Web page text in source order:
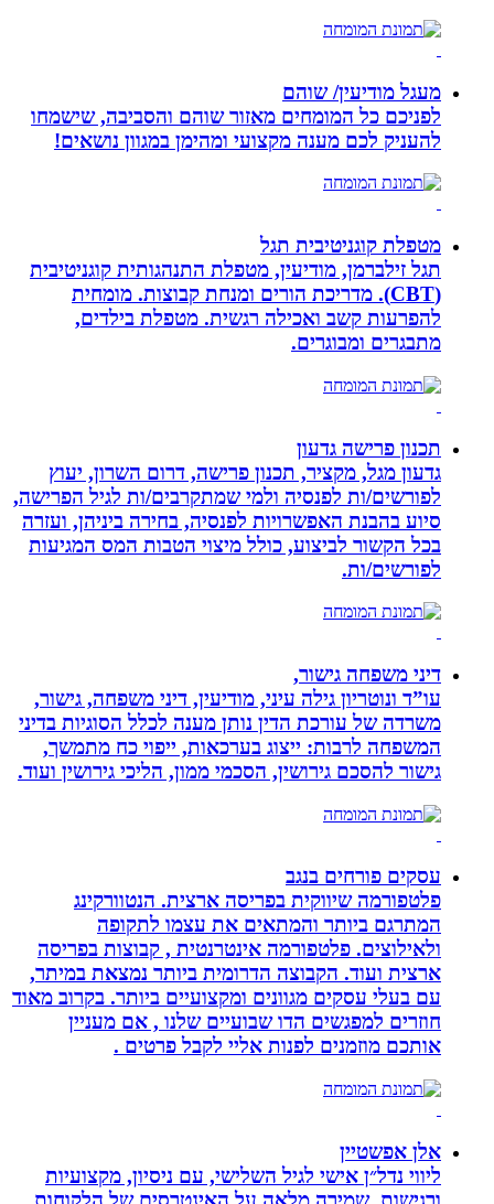
מעגל מודיעין/ שוהם
לפניכם כל המומחים מאזור שוהם והסביבה, שישמחו
להעניק לכם מענה מקצועי ומהימן במגוון נושאים!
מטפלת קוגניטיבית תגל
תגל זילברמן, מודיעין, מטפלת התנהגותית קוגניטיבית
(CBT). מדריכת הורים ומנחת קבוצות. מומחית
להפרעות קשב ואכילה רגשית. מטפלת בילדים,
מתבגרים ומבוגרים.
תכנון פרישה גדעון
גדעון מגל, מקציר, תכנון פרישה, דרום השרון, יעוץ
לפורשים/ות לפנסיה ולמי שמתקרבים/ות לגיל הפרישה,
סיוע בהבנת האפשרויות לפנסיה, בחירה ביניהן, ועזרה
בכל הקשור לביצוע, כולל מיצוי הטבות המס המגיעות
לפורשים/ות.
דיני משפחה גישור,
עו”ד ונוטריון גילה עיני, מודיעין, דיני משפחה, גישור,
משרדה של עורכת הדין נותן מענה לכלל הסוגיות בדיני
המשפחה לרבות: ייצוג בערכאות, ייפוי כח מתמשך,
גישור להסכם גירושין, הסכמי ממון, הליכי גירושין ועוד.
עסקים פורחים בנגב
פלטפורמה שיווקית בפריסה ארצית. הנטוורקינג
המתרגם ביותר והמתאים את עצמו לתקופה
ולאילוצים. פלטפורמה אינטרנטית , קבוצות בפריסה
ארצית ועוד. הקבוצה הדרומית ביותר נמצאת במיתר,
עם בעלי עסקים מגוונים ומקצועיים ביותר. בקרוב מאוד
חוזרים למפגשים הדו שבועיים שלנו , אם מעניין
אותכם מוזמנים לפנות אליי לקבל פרטים .
אלן אפשטיין
ליווי נדל״ן אישי לגיל השלישי, עם ניסיון, מקצועיות